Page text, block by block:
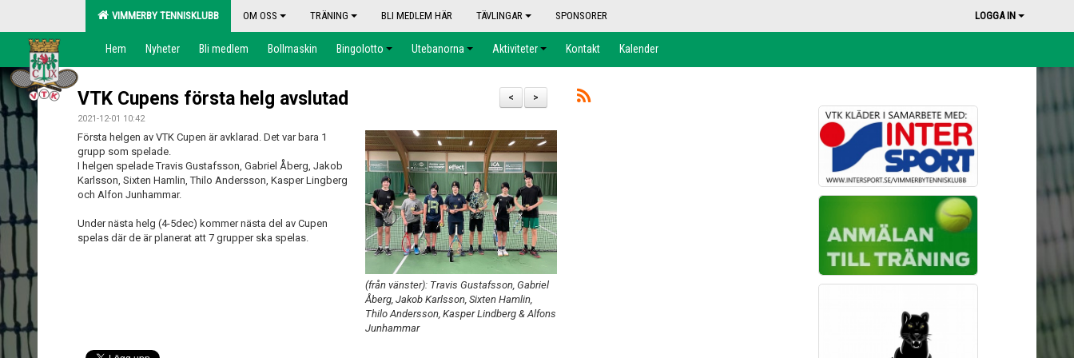
VIMMERBY TENNISKLUBB OM OSS TRÄNING BLI MEDLEM HÄR TÄVLINGAR SPONSORER LOGGA IN
Hem Nyheter Bli medlem Bollmaskin Bingolotto Utebanorna Aktiviteter Kontakt Kalender
>
<
VTK Cupens första helg avslutad
2021-12-01 10:42
(från vänster): Travis Gustafsson, Gabriel
Åberg, Jakob Karlsson, Sixten Hamlin,
Thilo Andersson, Kasper Lindberg & Alfons
Junhammar
Första helgen av VTK Cupen är avklarad. Det var bara 1
grupp som spelade.
I helgen spelade Travis Gustafsson, Gabriel Åberg, Jakob
Karlsson, Sixten Hamlin, Thilo Andersson, Kasper Lingberg
och Alfon Junhammar.
Under nästa helg (4-5dec) kommer nästa del av Cupen
spelas där de är planerat att 7 grupper ska spelas.